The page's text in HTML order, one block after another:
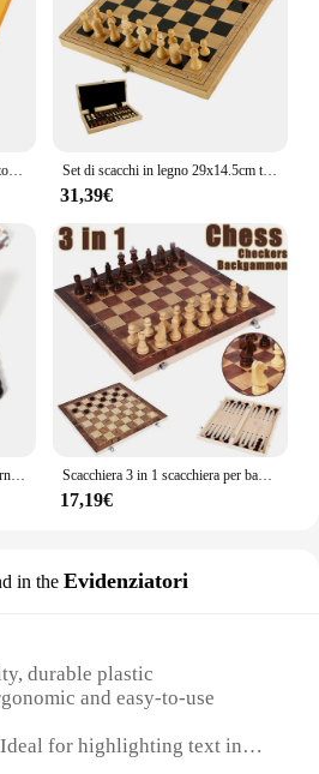
Set di scacchi in legno 29x14.5cm tavolo da gioco pieghevole Backgammon dama giochi di viaggio per bambini adulti regalo gioco di famiglia scacchiera
31,39€
1 Set di plastica Mini scacchi internazionali pieghevole scacchiera magnetica gioco da tavolo portatile casa all'aperto giocattoli per bambini leggeri Scacchiera 3 in 1 scacchiera per bambini pieghevole scacchiera in legno scacchiera in legno Set di scacchi internazionali per gioco da tavolo di scacchi
17,19€
in the Evidenziatori
durable plastic
and easy-to-use
Ideal for highlighting text in